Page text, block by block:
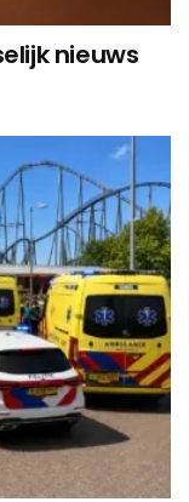
nieuws